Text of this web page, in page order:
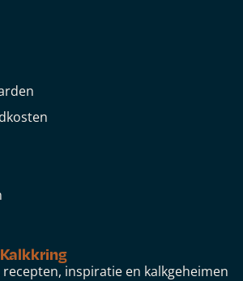
inspiratie en kalkgeheimen